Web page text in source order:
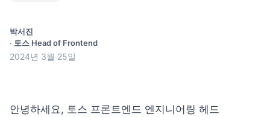
박서진
· 토스 Head of Frontend
2024년 3월 25일
안녕하세요, 토스 프론트엔드 엔지니어링 헤드